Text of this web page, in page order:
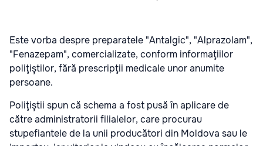
Este vorba despre preparatele "Antalgic", "Alprazolam",
"Fenazepam", comercializate, conform informaţiilor
poliţiştilor, fără prescripţii medicale unor anumite
persoane.
Poliţiştii spun că schema a fost pusă în aplicare de
către administratorii filialelor, care procurau
stupefiantele de la unii producători din Moldova sau le